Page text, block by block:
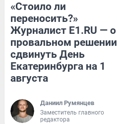
«Стоило ли
переносить?»
Журналист E1.RU — о
провальном решении
сдвинуть День
Екатеринбурга на 1
августа
Даниил Румянцев
Заместитель главного
редактора